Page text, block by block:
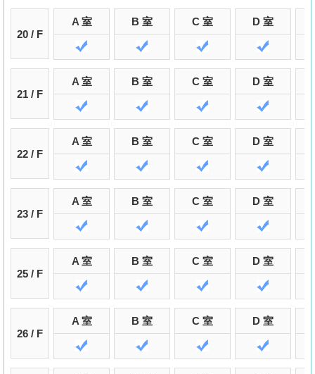
20 / F
A 室 B 室 C 室 D 室
21 / F
A 室 B 室 C 室 D 室
22 / F
A 室 B 室 C 室 D 室
23 / F
A 室 B 室 C 室 D 室
25 / F
A 室 B 室 C 室 D 室
26 / F
A 室 B 室 C 室 D 室